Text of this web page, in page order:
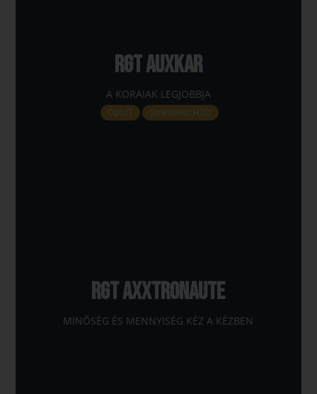
RGT AUXKAR
A KORAIAK LEGJOBBJA
OpLIT Stressless H2O
RGT AXXTRONAUTE
MINŐSÉG ÉS MENNYISÉG KÉZ A KÉZBEN